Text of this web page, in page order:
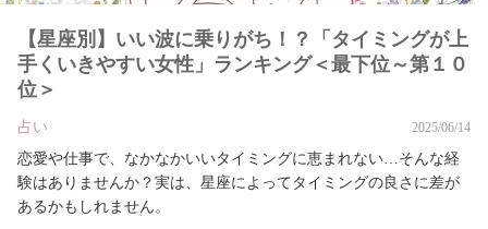
【星座別】いい波に乗りがち！？「タイミングが上
手くいきやすい女性」ランキング＜最下位～第１０
位＞
占い 2025/06/14
恋愛や仕事で、なかなかいいタイミングに恵まれない…そんな経
験はありませんか？実は、星座によってタイミングの良さに差が
あるかもしれません。